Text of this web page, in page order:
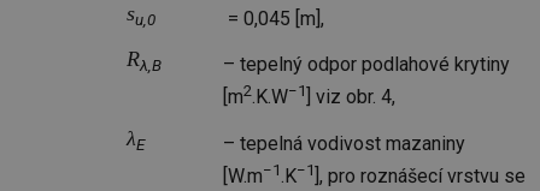
su,0 = 0,045 [m],
Rλ,B
– tepelný odpor podlahové krytiny
[m2.K.W−1 ] viz obr. 4,
λE
– tepelná vodivost mazaniny
[W.m−1 .K−1 ], pro roznášecí vrstvu se